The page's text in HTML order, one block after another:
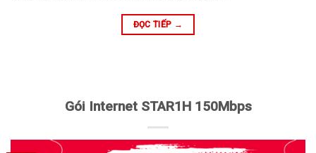
ĐỌC TIẾP →
Gói Internet STAR1H 150Mbps